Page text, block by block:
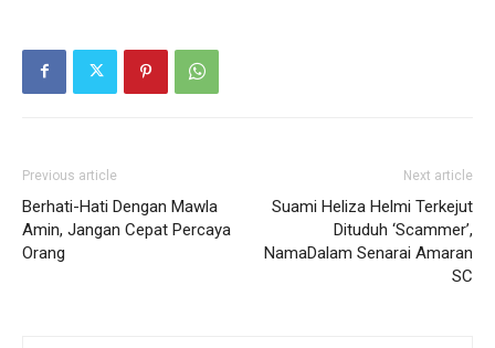
Previous article
Berhati-Hati Dengan Mawla
Amin, Jangan Cepat Percaya
Orang
Next article
Suami Heliza Helmi Terkejut
Dituduh ‘Scammer’,
NamaDalam Senarai Amaran
SC